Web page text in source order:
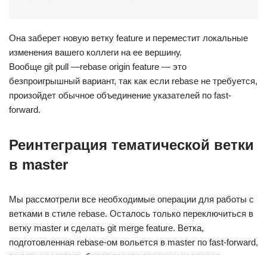
Она заберет новую ветку feature и переместит локальные
изменения вашего коллеги на ее вершину.
Вообще git pull —rebase origin feature — это
безпроигрышный вариант, так как если rebase не требуется,
произойдет обычное объединение указателей по fast-
forward.
Реинтеграция тематической ветки
в master
Мы рассмотрели все необходимые операции для работы с
ветками в стиле rebase. Осталось только переключиться в
ветку master и сделать git merge feature. Ветка,
подготовленная rebase-ом вольется в master по fast-forward,